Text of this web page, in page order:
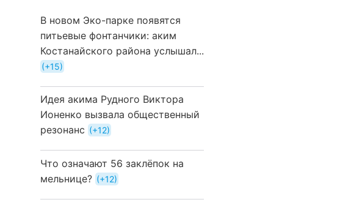
В новом Эко-парке появятся
питьевые фонтанчики: аким
Костанайского района услышал...
+15
Идея акима Рудного Виктора
Ионенко вызвала общественный
резонанс
+12
Что означают 56 заклёпок на
мельнице?
+12